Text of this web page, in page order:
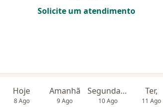
Solicite um atendimento
Hoje
8 Ago
Amanhã
9 Ago
Segunda-feira
10 Ago
Ter,
11 Ago